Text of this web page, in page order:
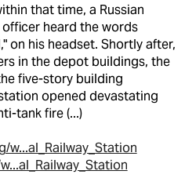
that time, a Russian
heard the words
on his headset. Shortly after,
in the depot buildings, the
five-story building
opened devastating
tank fire (...)
w...al_Railway_Station